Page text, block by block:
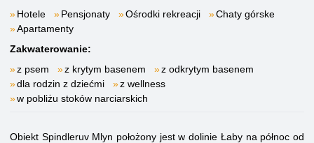
Hotele
Pensjonaty Ośrodki rekreacji
Chaty górske
Apartamenty
Zakwaterowanie:
z psem
z krytym basenem
z odkrytym basenem
dla rodzin z dziećmi
z wellness
w pobliżu stoków narciarskich
Obiekt Spindleruv Mlyn położony jest w dolinie Łaby na północ od